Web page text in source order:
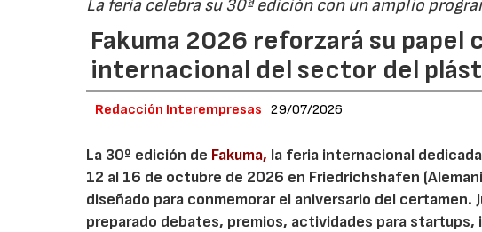
La feria celebra su 30ª edición con un amplio
Fakuma 2026 reforzará su
internacional del sector del
Redacción Interempresas 29/07/2026
La 30º edición de Fakuma, la feria internacional
12 al 16 de octubre de 2026 en Friedrichshafen
diseñado para conmemorar el aniversario del
preparado debates, premios, actividades para